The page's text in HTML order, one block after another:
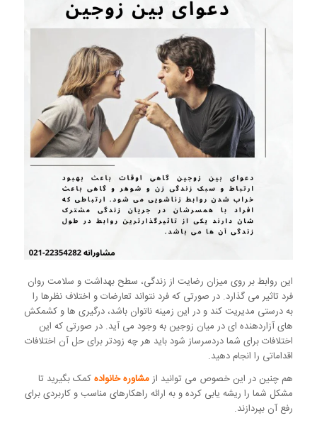
این روابط بر روی میزان رضایت از زندگی، سطح بهداشت و سلامت روان
فرد تاثیر می گذارد. در صورتی که فرد نتواند تعارضات و اختلاف نظرها را
به درستی مدیریت کند و در این زمینه ناتوان باشد، درگیری ها و کشمکش
های آزاردهنده ای در میان زوجین به وجود می آید. در صورتی که این
اختلافات برای شما دردسرساز شود باید هر چه زودتر برای حل آن اختلافات
اقداماتی را انجام دهید.
هم چنین در این خصوص می توانید ازمشاوره خانوادهکمک بگیرید تا
مشکل شما را ریشه یابی کرده و به ارائه راهکارهای مناسب و کاربردی برای
رفع آن بپردازند.